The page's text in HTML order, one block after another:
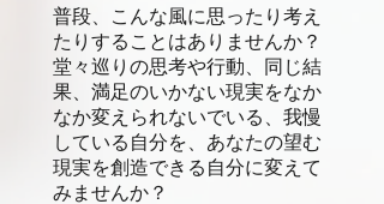
普段、こんな風に思ったり考え
たりすることはありませんか？
堂々巡りの思考や行動、同じ結
果、満足のいかない現実をなか
なか変えられないでいる、我慢
している自分を、あなたの望む
現実を創造できる自分に変えて
みませんか？